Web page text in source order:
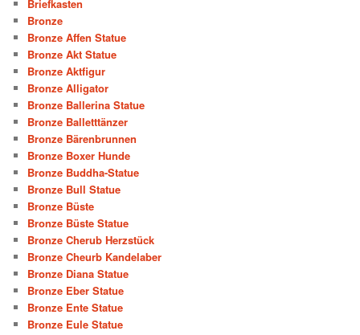
Briefkasten
Bronze
Bronze Affen Statue
Bronze Akt Statue
Bronze Aktfigur
Bronze Alligator
Bronze Ballerina Statue
Bronze Balletttänzer
Bronze Bärenbrunnen
Bronze Boxer Hunde
Bronze Buddha-Statue
Bronze Bull Statue
Bronze Büste
Bronze Büste Statue
Bronze Cherub Herzstück
Bronze Cheurb Kandelaber
Bronze Diana Statue
Bronze Eber Statue
Bronze Ente Statue
Bronze Eule Statue